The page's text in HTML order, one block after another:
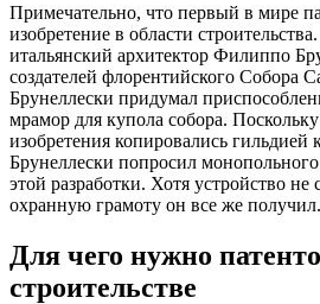
Примечательно, что первый в мире
изобретение в области
итальянский архитектор Филиппо
создателей флорентийского Собора
Брунеллески придумал
мрамор для купола собора.
изобретения копировались гильдией
Брунеллески попросил
этой разработки. Хотя устройство не
охранную грамоту он все же получил.
Для чего нужно
строительстве